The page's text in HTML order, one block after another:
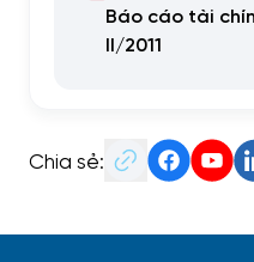
Báo cáo tài
II/2011
Chia sẻ: